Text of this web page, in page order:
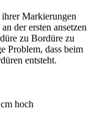
Markierungen
der ersten ansetzen
zu Bordüre zu
Problem, dass beim
entsteht.
hoch